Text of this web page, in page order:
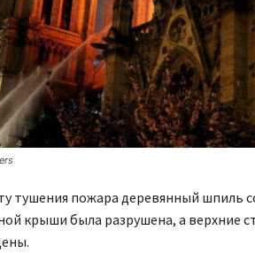
тушения пожара деревянный шпиль
крыши была разрушена, а верхние